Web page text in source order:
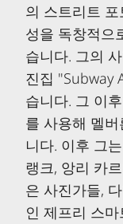
의 스트리트
성을 독창적으
습니다. 그의
진집 "Subway
습니다. 그 이
를 사용해 멜
니다. 이후 그
랭크, 앙리 카
은 사진가들,
인 제프리 스